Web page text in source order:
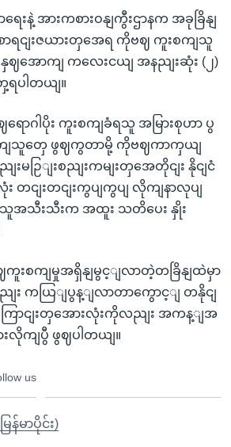
ရေးနဲ့ အားကစားဝနျကွီးဌာနက အခုခြိနျ
ရငျးဇယားတှအေရ ကိုဗဈ ကူးစကျသူ
အောကျ ကလေးငယျ အနညျးဆုံး (၂)
ရပါတယျ။
ရောဂါပိုး ကူးစကျခံရသူ အမြားစုဟာ ပွ
ကျသူတှေ ဖွဈကွတာမို့ ကိုဗဈကာကှယျ
ျးမဉြျးစညျးကမျးတှအေတိုငျး နိုငျငံ
တငျးတငျးကွပျကွပျ လိုကျနာလုပျ
သူအသီးသီးက အထူး သတိပေး နှိုး
ကူးစကျမှုအရှိနျမွင့ျလာတဲ့တခြိနျထဲမှာ
ျး ကယြျပွန့ျလာတာကွောင့ျ တနိုငျ
ြောငျးတှအေားလုံးကိုလညျး အကန့ျအ
လိုကျပွီ ဖွဈပါတယျ။
us
န်မာပိုင်း)